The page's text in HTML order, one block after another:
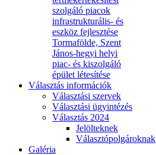
szolgáló piacok
infrastrukturális- és
eszköz fejlesztése
Tormafölde, Szent
János-hegyi helyi
piac- és kiszolgáló
épület létesítése
Választás információk
Választási szervek
Választási ügyintézés
Választás 2024
Jelölteknek
Választópolgároknak
Galéria